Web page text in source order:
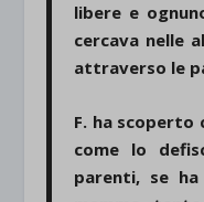
libere e
cercava nelle
attraverso le
F. ha scoperto
come lo
parenti, se